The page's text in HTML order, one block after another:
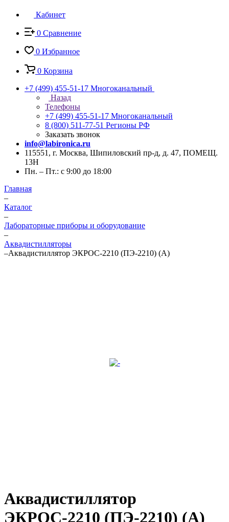
Кабинет
0 Сравнение
0 Избранное
0 Корзина
+7 (499) 455-51-17 Многоканальный
Назад
Телефоны
+7 (499) 455-51-17 Многоканальный
8 (800) 511-77-51 Регионы РФ
Заказать звонок
info@labironica.ru
115551, г. Москва, Шипиловский пр-д, д. 47, ПОМЕЩ.
13Н
Пн. – Пт.: с 9:00 до 18:00
Главная
–
Каталог
–
Лабораторные приборы и оборудование
–
Аквадистилляторы
–Аквадистиллятор ЭКРОС-2210 (ПЭ-2210) (А)
Аквадистиллятор
ЭКРОС-2210 (ПЭ-2210) (А)